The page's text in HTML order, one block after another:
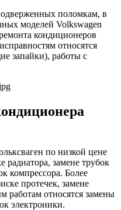
поломкам, в
моделей Volkswagen
кондиционеров
относятся
запайки), работы с
по низкой цене
замене трубок
компрессора. Более
протечек, замене
работам относятся замены
электроники.